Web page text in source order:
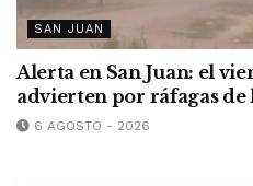
SAN JUAN
Alerta en San Juan: el
advierten por ráfagas de
6 AGOSTO - 2026